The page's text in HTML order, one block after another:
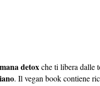
detoxche ti libera dalle
. Il vegan book contiene